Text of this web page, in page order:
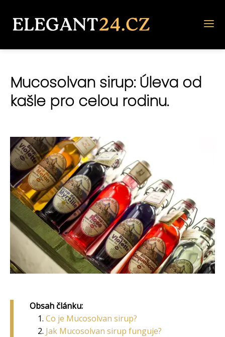
Mucosolvan sirup: Úleva od
kašle pro celou rodinu.
Obsah článku:
Co je Mucosolvan sirup?
Jak Mucosolvan sirup funguje?